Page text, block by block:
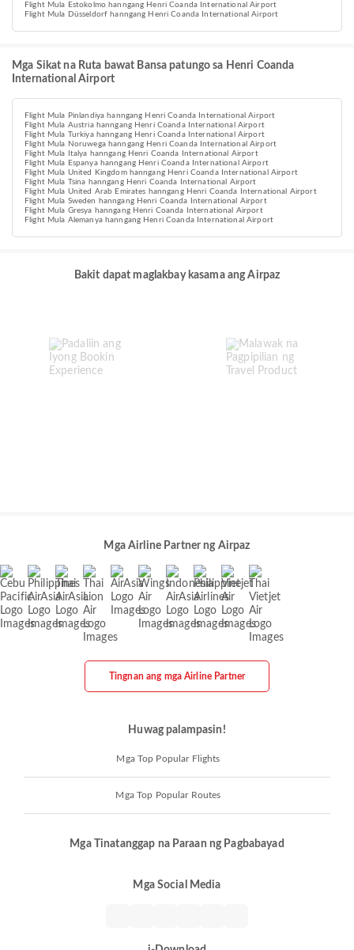
Flight Mula Estokolmo hanngang Henri Coanda International Airport
Flight Mula Düsseldorf hanngang Henri Coanda International Airport
Mga Sikat na Ruta bawat Bansa patungo sa Henri Coanda
International Airport
Flight Mula Pinlandiya hanngang Henri Coanda International Airport
Flight Mula Austria hanngang Henri Coanda International Airport
Flight Mula Turkiya hanngang Henri Coanda International Airport
Flight Mula Noruwega hanngang Henri Coanda International Airport
Flight Mula Italya hanngang Henri Coanda International Airport
Flight Mula Espanya hanngang Henri Coanda International Airport
Flight Mula United Kingdom hanngang Henri Coanda International Airport
Flight Mula Tsina hanngang Henri Coanda International Airport
Flight Mula United Arab Emirates hanngang Henri Coanda International Airport
Flight Mula Sweden hanngang Henri Coanda International Airport
Flight Mula Gresya hanngang Henri Coanda International Airport
Flight Mula Alemanya hanngang Henri Coanda International Airport
Bakit dapat maglakbay kasama ang Airpaz
Mga Airline Partner ng Airpaz
Tingnan ang mga Airline Partner
Huwag palampasin!
Mga Top Popular Flights
Mga Top Popular Routes
Mga Tinatanggap na Paraan ng Pagbabayad
Mga Social Media